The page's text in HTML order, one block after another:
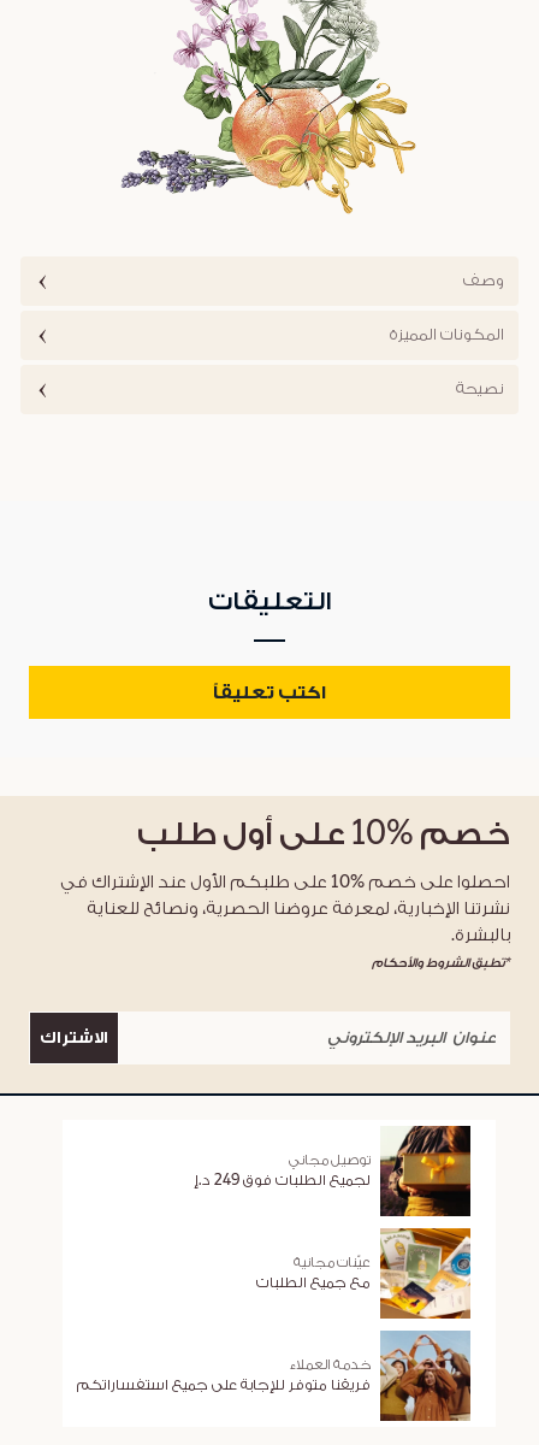
وصف
المكونات المميزة
نصيحة
التعليقات
اكتب تعليقاً
خصم %10 على أول طلب
احصلوا على خصم %10 على طلبكم الأول عند الإشتراك في
نشرتنا الإخبارية، لمعرفة عروضنا الحصرية، ونصائح للعناية
بالبشرة.
*تطبق الشروط والأحكام
الاشتراك
توصيل مجاني
لجميع الطلبات فوق 249 د.إ
عيّنات مجانية
مع جميع الطلبات
خدمة العملاء
فريقنا متوفر للإجابة على جميع استفساراتكم